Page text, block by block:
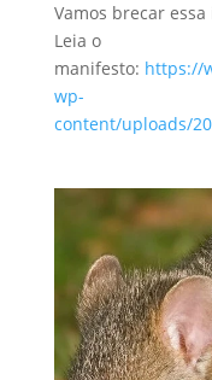
Vamos brecar essa
Leia o
manifesto: https://
wp-
content/uploads/